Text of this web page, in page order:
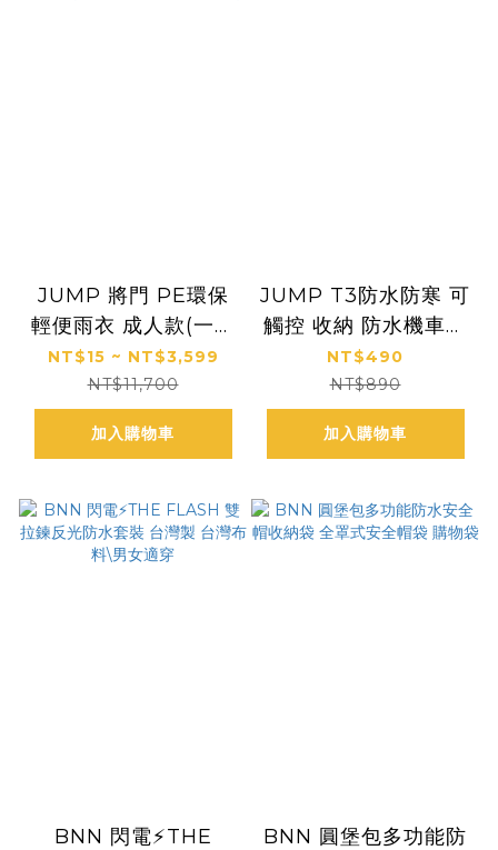
JUMP 將門 PE環保
輕便雨衣 成人款(一次
性雨衣 拋棄式雨衣)
NT$15 ~ NT$3,599
NT$11,700
加入購物車
JUMP T3防水防寒 可
觸控 收納 防水機車手
套
NT$490
NT$890
加入購物車
BNN 閃電⚡THE
BNN 圓堡包多功能防